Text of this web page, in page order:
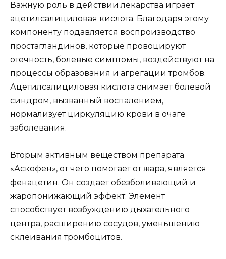
Важную роль в действии лекарства играет
ацетилсалициловая кислота. Благодаря этому
компоненту подавляется воспроизводство
простагландинов, которые провоцируют
отечность, болевые симптомы, воздействуют на
процессы образования и агрегации тромбов.
Ацетилсалициловая кислота снимает болевой
синдром, вызванный воспалением,
нормализует циркуляцию крови в очаге
заболевания.
Вторым активным веществом препарата
«Аскофен», от чего помогает от жара, является
фенацетин. Он создает обезболивающий и
жаропонижающий эффект. Элемент
способствует возбуждению дыхательного
центра, расширению сосудов, уменьшению
склеивания тромбоцитов.